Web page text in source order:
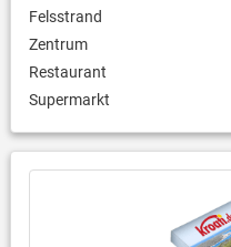
Felsstrand
Zentrum
Restaurant
Supermarkt